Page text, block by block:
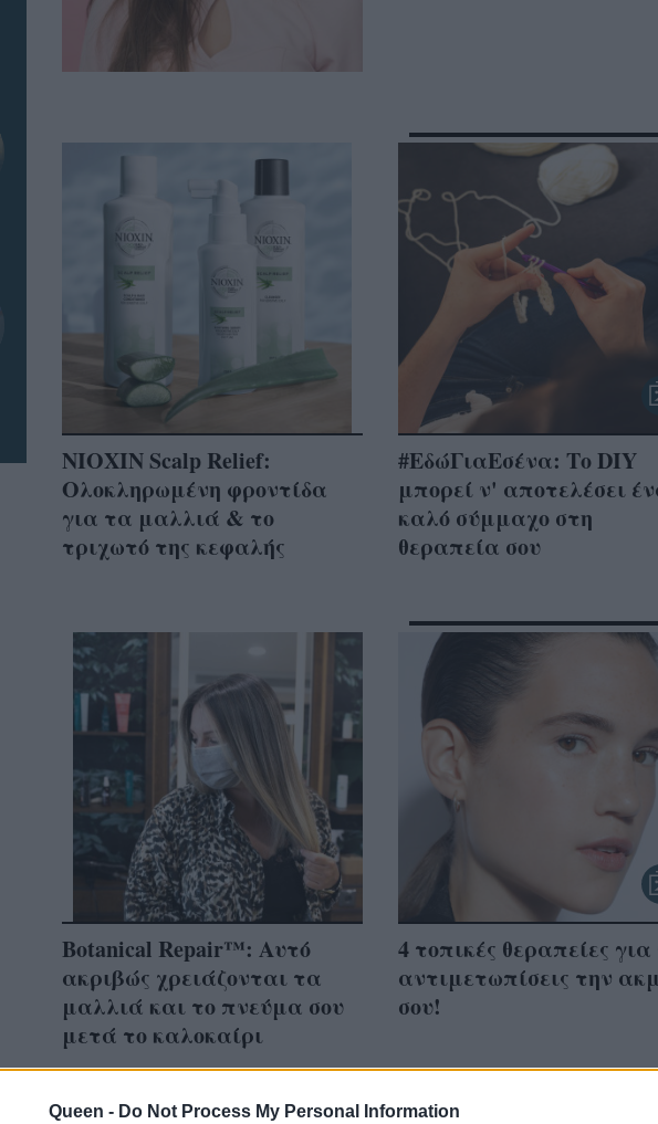
Queen - Do Not Process My Personal Information
ΝΙΟΧΙΝ Scalp Relief:
Ολοκληρωμένη φροντίδα
για τα μαλλιά & το
τριχωτό της κεφαλής
#ΕδώΓιαΕσένα: Το DIY
μπορεί ν' αποτελέσει
καλό σύμμαχο στη
θεραπεία σου
Botanical Repair™: Αυτό
ακριβώς χρειάζονται τα
μαλλιά και το πνεύμα σου
μετά το καλοκαίρι
4 τοπικές θεραπείες
αντιμετωπίσεις την
σου!